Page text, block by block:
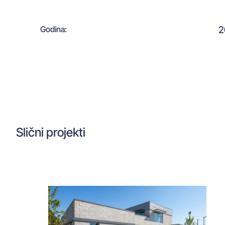
Godina:
Slični projekti